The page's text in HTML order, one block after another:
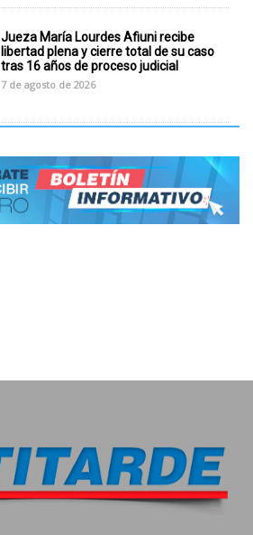
Jueza María Lourdes Afiuni recibe
libertad plena y cierre total de su caso
tras 16 años de proceso judicial
7 de agosto de 2026